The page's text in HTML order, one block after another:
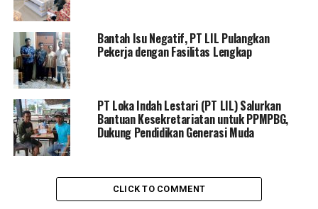
Materi yang diberikan mencakup
Sawit, Tata Cara Pendataan, Teknik Pemetaan,
Legalitas Lahan, hinggaprosedur pengisian data
STDB.
Pelatihan ini dibagi dalam tiga tahap:
Hari pertama: Pemaparan materi oleh
narasumber.
: Praktik langsung pemetaan di
Bantah Isu Negatif, PT LIL Pulangkan
Pekerja dengan Fasilitas Lengkap
PT Loka Indah Lestari (PT LIL) Salurkan
Bantuan Kesekretariatan untuk PPMPBG,
Dukung Pendidikan Generasi Muda
CLICK TO COMMENT